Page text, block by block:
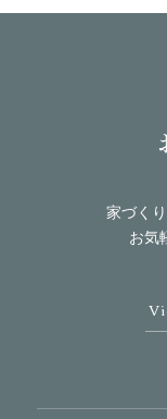
家づく
お気